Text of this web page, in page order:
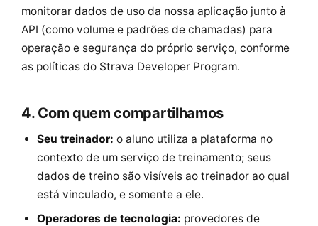
monitorar dados de uso da nossa aplicação junto à
API (como volume e padrões de chamadas) para
operação e segurança do próprio serviço, conforme
as políticas do Strava Developer Program.
4. Com quem compartilhamos
Seu treinador: o aluno utiliza a plataforma no
contexto de um serviço de treinamento; seus
dados de treino são visíveis ao treinador ao qual
está vinculado, e somente a ele.
Operadores de tecnologia: provedores de